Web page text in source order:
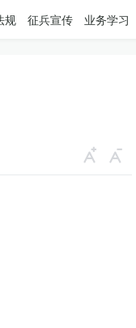
规 征兵宣传 业务学习